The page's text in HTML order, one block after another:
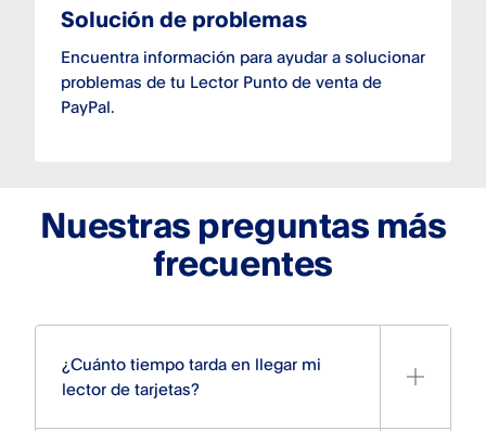
Solución de problemas
Encuentra información para ayudar a solucionar
problemas de tu Lector Punto de venta de
PayPal.
Nuestras preguntas más
frecuentes
¿Cuánto tiempo tarda en llegar mi
lector de tarjetas?